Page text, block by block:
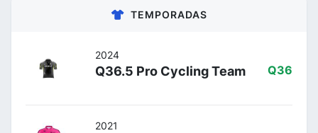
TEMPORADAS
2024
Q36.5 Pro Cycling Team Q36
2021